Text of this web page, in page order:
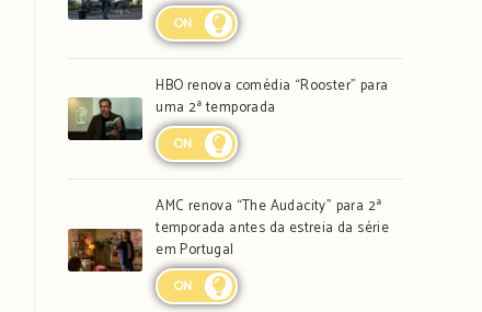
ON
HBO renova comédia “Rooster” para
uma 2ª temporada
ON
AMC renova “The Audacity” para 2ª
temporada antes da estreia da série
em Portugal
ON